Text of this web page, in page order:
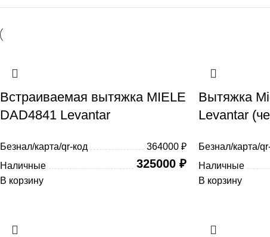
Встраиваемая вытяжка MIELE
DAD4841 Levantar
Безнал/карта/qr-код
364000 ₽
Наличные
325000 ₽
В корзину
Вытяжка
Levantar
Безнал/карта/
Наличные
В корзину